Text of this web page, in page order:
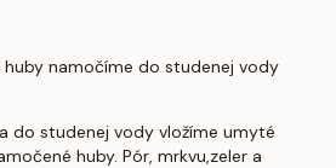
huby namočíme do studenej vody
do studenej vody vložíme umyté
huby. Pór, mrkvu,zeler a